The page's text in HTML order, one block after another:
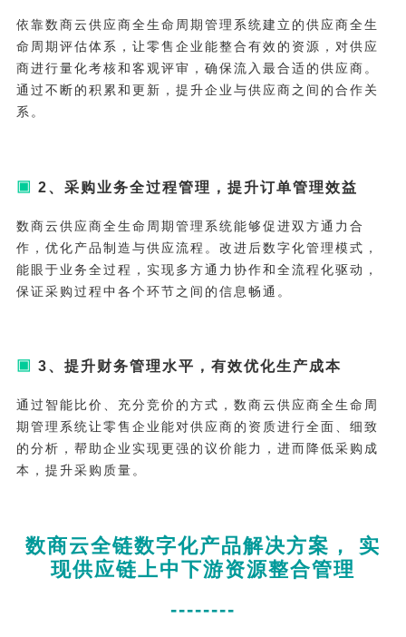
依靠数商云供应商全生命周期管理系统建立的供应商全生
命周期评估体系，让零售企业能整合有效的资源，对供应
商进行量化考核和客观评审，确保流入最合适的供应商。
通过不断的积累和更新，提升企业与供应商之间的合作关
系。
▣ 2、采购业务全过程管理，提升订单管理效益
数商云供应商全生命周期管理系统能够促进双方通力合
作，优化产品制造与供应流程。改进后数字化管理模式，
能眼于业务全过程，实现多方通力协作和全流程化驱动，
保证采购过程中各个环节之间的信息畅通。
▣ 3、提升财务管理水平，有效优化生产成本
通过智能比价、充分竞价的方式，数商云供应商全生命周
期管理系统让零售企业能对供应商的资质进行全面、细致
的分析，帮助企业实现更强的议价能力，进而降低采购成
本，提升采购质量。
数商云全链数字化产品解决方案， 实
现供应链上中下游资源整合管理
--------